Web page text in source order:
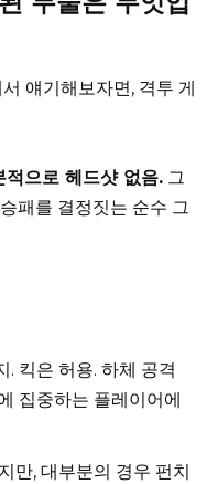
얘기해보자면, 격투 게
으로 헤드샷 없음. 그
패를 결정짓는 순수 그
. 킥은 허용. 하체 공격
집중하는 플레이어에
만, 대부분의 경우 펀치